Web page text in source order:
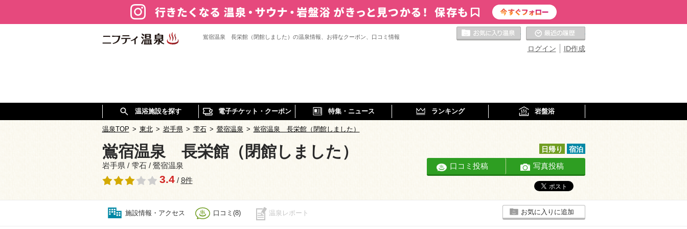
鴬宿温泉 長栄館（閉館しました）の温泉情報、お得なクーポン、口コミ情報
ID作成
ログイン
お気に入りの温泉
温浴施設を探す 電子チケット・クーポン 特集・ニュース ランキング 岩盤浴
温泉TOP > 東北 > 岩手県 > 雫石 > 鶯宿温泉 > 鴬宿温泉 長栄館（閉館しました）
鴬宿温泉 長栄館（閉館しました）
岩手県 / 雫石 / 鶯宿温泉
3.4/ 8件
日帰り 宿泊
口コミ投稿 写真投稿
施設情報・アクセス 口コミ(8) 温泉レポート お気に入りに追加